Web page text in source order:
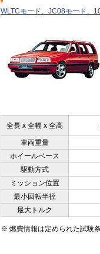
WLTCモード、JC08モード、
全長 x 全幅 x 全高
車両重量
ホイールベース
駆動方式
ミッション位置
最小回転半径
最大トルク
※ 燃費情報は定められた試験